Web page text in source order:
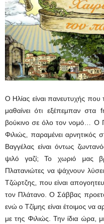
Ο Ηλίας είναι πανευτυχής που
μαθαίνει ότι εξέπεμπαν
βούκινο σε όλο τον νομό… Ο
Φιλιώς, παραμένει αρνητικός
Βαγγέλας είναι όντως
ψιλό γαζί; Το χωριό μας
Πλατανιώτες να ψάχνουν
Τζώρτζης, που είναι
τον Πλάτανο. Ο Σάββας
ενώ ο Τζίμης είναι έτοιμος να
με της Φιλιώς. Την ίδια ώρα,